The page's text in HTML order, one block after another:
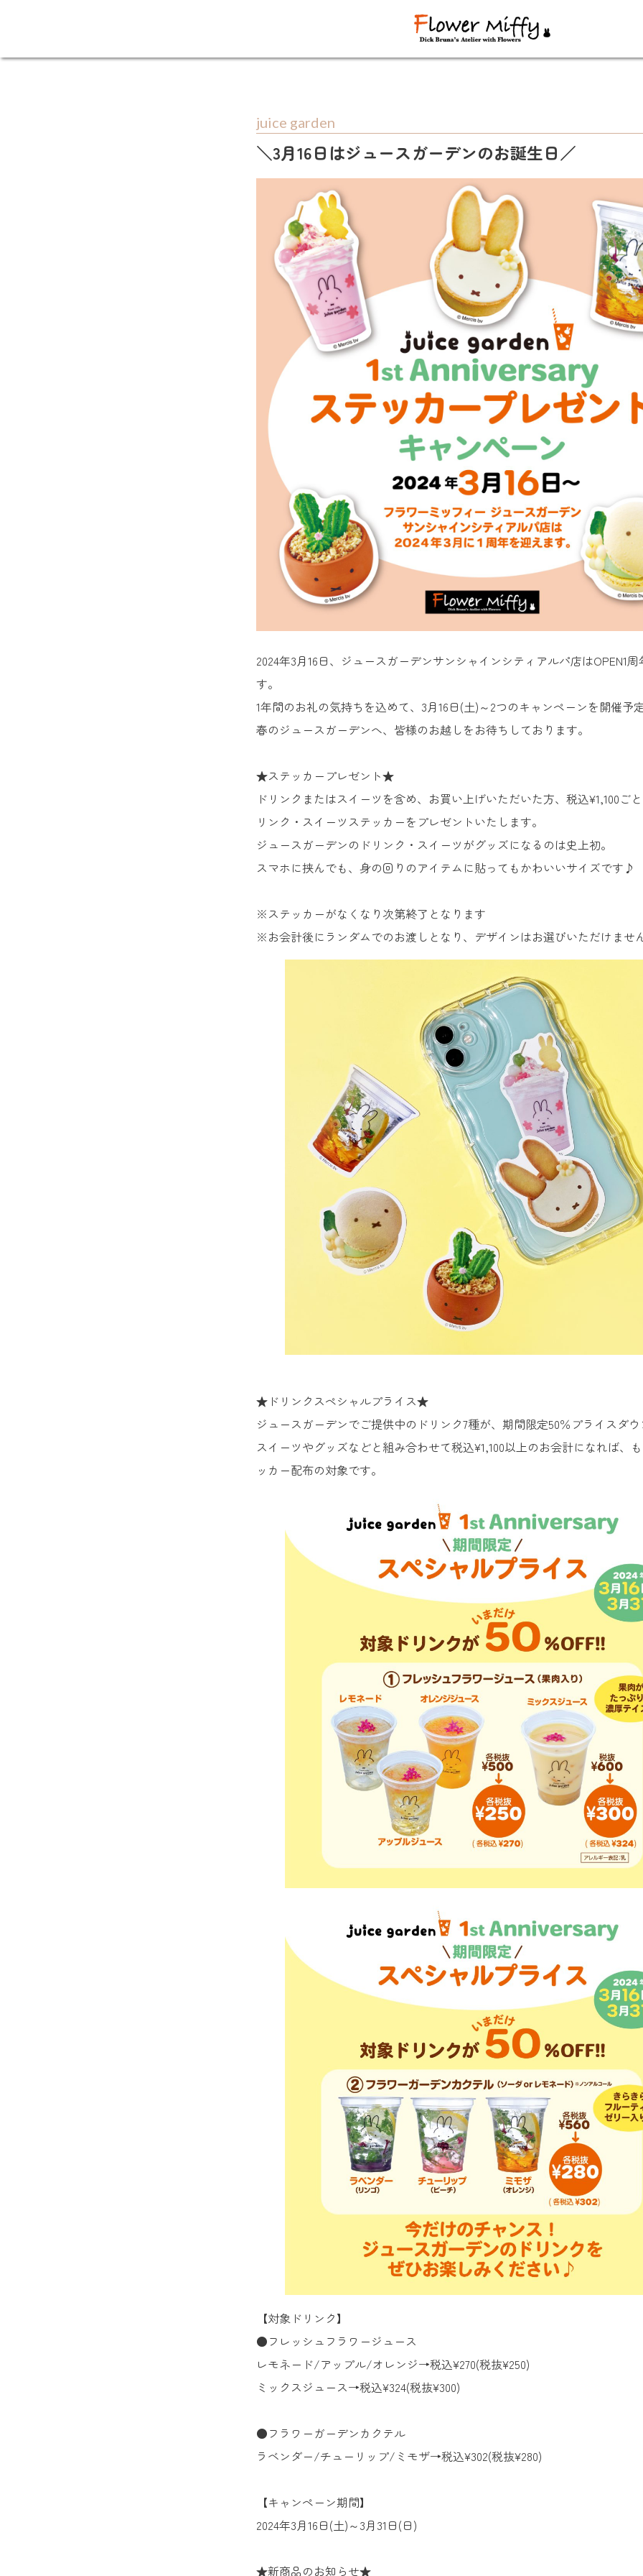
juice garden
＼3月16日はジュースガーデンのお誕生日／
2024年3月16日、ジュースガーデンサンシャインシティアルパ店はOPEN1周
す。
1年間のお礼の気持ちを込めて、3月16日(土)～2つのキャンペーンを開催予
春のジュースガーデンへ、皆様のお越しをお待ちしております。
★ステッカープレゼント★
ドリンクまたはスイーツを含め、お買い上げいただいた方、税込¥1,100ご
リンク・スイーツステッカーをプレゼントいたします。
ジュースガーデンのドリンク・スイーツがグッズになるのは史上初。
スマホに挟んでも、身の回りのアイテムに貼ってもかわいいサイズです♪
※ステッカーがなくなり次第終了となります
※お会計後にランダムでのお渡しとなり、デザインはお選びいただけませ
★ドリンクスペシャルプライス★
ジュースガーデンでご提供中のドリンク7種が、期間限定50％プライスダウ
スイーツやグッズなどと組み合わせて税込¥1,100以上のお会計になれば、
ッカー配布の対象です。
【対象ドリンク】
●フレッシュフラワージュース
レモネード/アップル/オレンジ→税込¥270(税抜¥250)
ミックスジュース→税込¥324(税抜¥300)
●フラワーガーデンカクテル
ラベンダー/チューリップ/ミモザ→税込¥302(税抜¥280)
【キャンペーン期間】
2024年3月16日(土)～3月31日(日)
★新商品のお知らせ★